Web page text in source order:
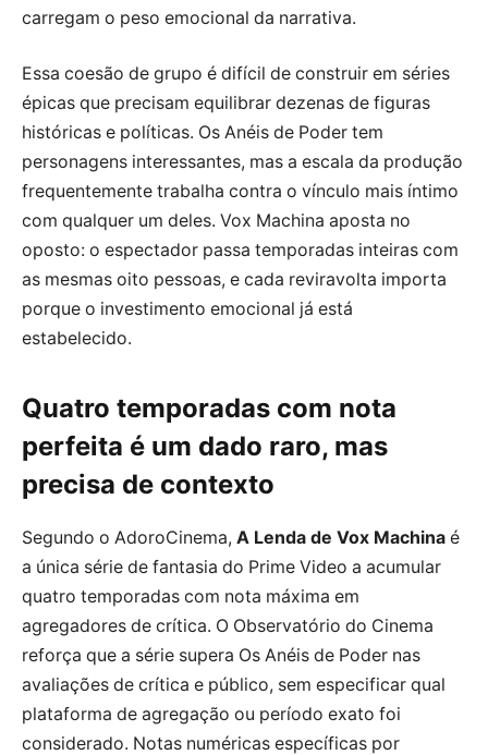
carregam o peso emocional da narrativa.
Essa coesão de grupo é difícil de construir em séries
épicas que precisam equilibrar dezenas de figuras
históricas e políticas. Os Anéis de Poder tem
personagens interessantes, mas a escala da produção
frequentemente trabalha contra o vínculo mais íntimo
com qualquer um deles. Vox Machina aposta no
oposto: o espectador passa temporadas inteiras com
as mesmas oito pessoas, e cada reviravolta importa
porque o investimento emocional já está
estabelecido.
Quatro temporadas com nota
perfeita é um dado raro, mas
precisa de contexto
Segundo o AdoroCinema, A Lenda de Vox Machina é
a única série de fantasia do Prime Video a acumular
quatro temporadas com nota máxima em
agregadores de crítica. O Observatório do Cinema
reforça que a série supera Os Anéis de Poder nas
avaliações de crítica e público, sem especificar qual
plataforma de agregação ou período exato foi
considerado. Notas numéricas específicas por